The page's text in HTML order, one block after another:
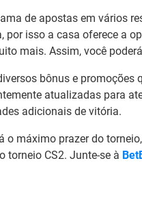
de apostas em vários
por isso a casa oferece a
mais. Assim, você
bônus e
atualizadas para
adicionais de vitória.
o máximo prazer do
torneio CS2. Junte-se à